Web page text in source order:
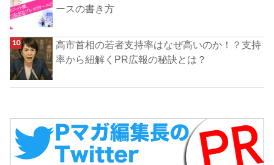
ースの書き方
高市首相の若者支持率はなぜ高いのか！？支持
率から紐解くPR広報の秘訣とは？